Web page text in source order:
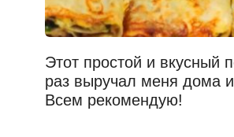
Этот простой и вкусный
раз выручал меня дома
Всем рекомендую!